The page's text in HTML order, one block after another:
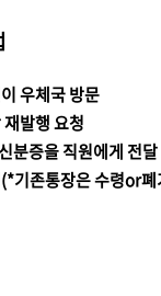
우체국 방문
발행 요청
분증을 직원에게 전달
기존통장은 수령or